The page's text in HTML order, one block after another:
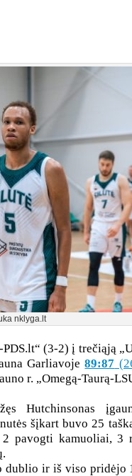
nklyga.lt
(3-2) į trečiąją
Garliavoje89:87
r. „Omegą-Taurą-
Hutchinsonas
šįkart buvo 25
pavogti kamuoliai, 3
dublio ir iš viso pridėjo